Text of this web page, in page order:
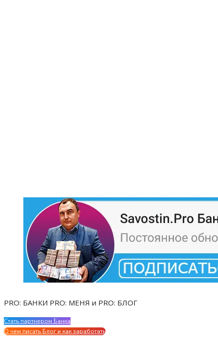
PRO: БАНКИ PRO: МЕНЯ и PRO: БЛОГ
Стать партнером Банка
О чем писать Блог и как заработать